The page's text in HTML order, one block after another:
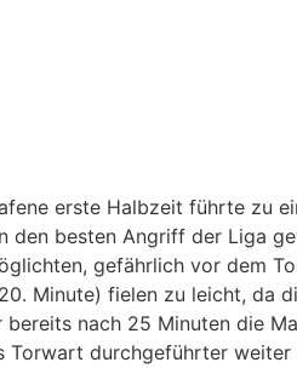
erste Halbzeit führte zu
den besten Angriff der Liga
gefährlich vor dem
Minute) fielen zu leicht, da
bereits nach 25 Minuten die
Torwart durchgeführter